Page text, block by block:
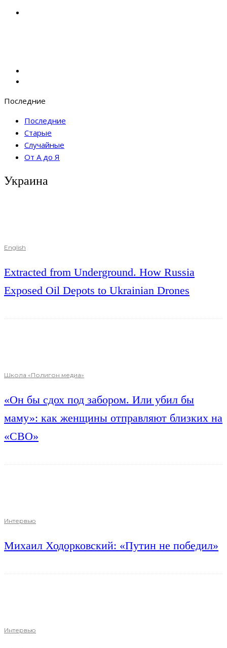
Последние
Последние
Старые
Случайные
От А до Я
Украина
English
Extracted from Underground. How Russia
Exposed Oil Depots to Ukrainian Drones
Школа «Полигон медиа»
«Он бы сдох под забором. Или убил бы
маму»: как женщины отправляют близких на
«СВО»
Интервью
Михаил Ходорковский: «Путин не победил»
Интервью